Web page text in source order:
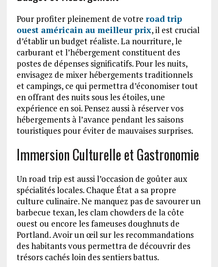
Pour profiter pleinement de votre road trip
ouest américain au meilleur prix, il est crucial
d’établir un budget réaliste. La nourriture, le
carburant et l’hébergement constituent des
postes de dépenses significatifs. Pour les nuits,
envisagez de mixer hébergements traditionnels
et campings, ce qui permettra d’économiser tout
en offrant des nuits sous les étoiles, une
expérience en soi. Pensez aussi à réserver vos
hébergements à l’avance pendant les saisons
touristiques pour éviter de mauvaises surprises.
Immersion Culturelle et Gastronomie
Un road trip est aussi l’occasion de goûter aux
spécialités locales. Chaque État a sa propre
culture culinaire. Ne manquez pas de savourer un
barbecue texan, les clam chowders de la côte
ouest ou encore les fameuses doughnuts de
Portland. Avoir un œil sur les recommandations
des habitants vous permettra de découvrir des
trésors cachés loin des sentiers battus.